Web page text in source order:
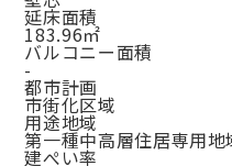
延床面積
183.96㎡
バルコニー面積
-
都市計画
市街化区域
用途地域
第一種中高層住居専用地
建ぺい率